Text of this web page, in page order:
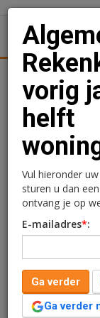
Uitgelicht
VRO
dan
Voormalig
minder dan de
vorig
helft
Vul hieronder
sturen u dan
ontvang je op
E-mailadres*:
Ga verder
Ga verder